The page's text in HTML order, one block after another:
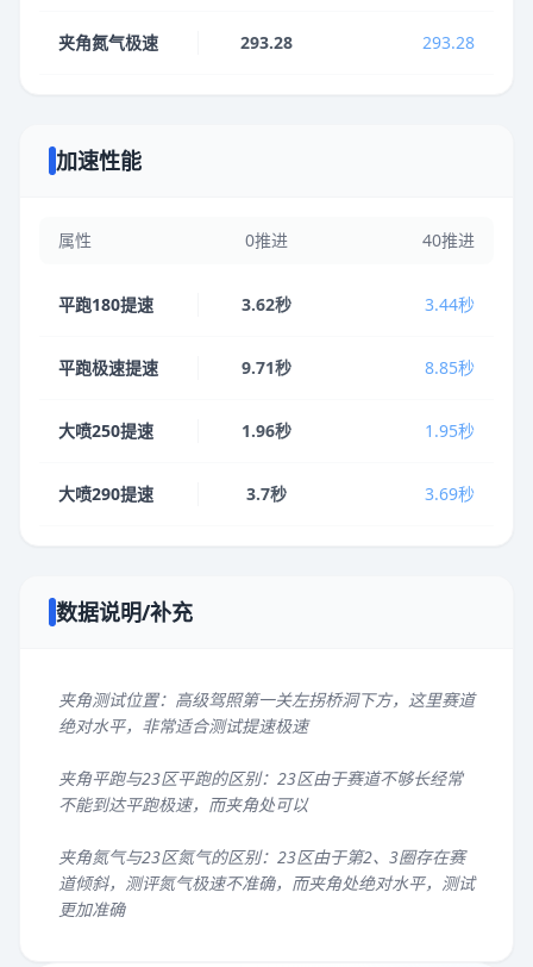
夹角氮气极速 293.28 293.28
加速性能
属性 0推进 40推进
平跑180提速 3.62秒 3.44秒
平跑极速提速 9.71秒 8.85秒
大喷250提速 1.96秒 1.95秒
大喷290提速 3.7秒 3.69秒
数据说明/补充
夹角测试位置：高级驾照第一关左拐桥洞下方，这里赛道
绝对水平，非常适合测试提速极速
夹角平跑与23区平跑的区别：23区由于赛道不够长经常
不能到达平跑极速，而夹角处可以
夹角氮气与23区氮气的区别：23区由于第2、3圈存在赛
道倾斜，测评氮气极速不准确，而夹角处绝对水平，测试
更加准确